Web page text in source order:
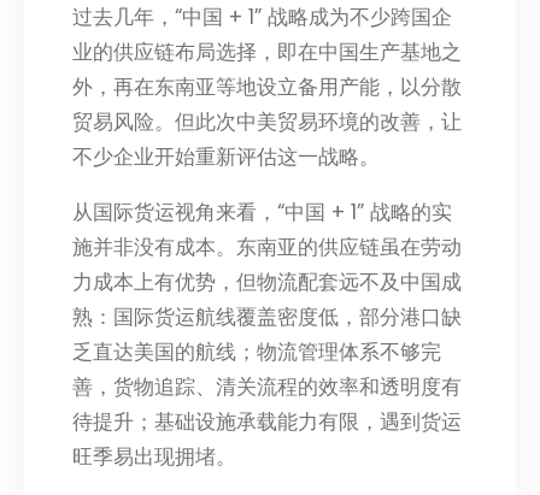
过去几年，“中国 + 1” 战略成为不少跨国企
业的供应链布局选择，即在中国生产基地之
外，再在东南亚等地设立备用产能，以分散
贸易风险。但此次中美贸易环境的改善，让
不少企业开始重新评估这一战略。
从国际货运视角来看，“中国 + 1” 战略的实
施并非没有成本。东南亚的供应链虽在劳动
力成本上有优势，但物流配套远不及中国成
熟：国际货运航线覆盖密度低，部分港口缺
乏直达美国的航线；物流管理体系不够完
善，货物追踪、清关流程的效率和透明度有
待提升；基础设施承载能力有限，遇到货运
旺季易出现拥堵。